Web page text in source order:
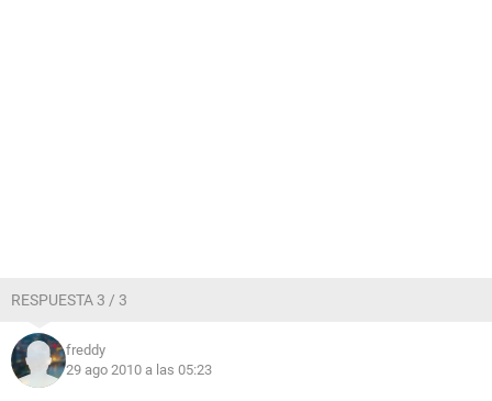
RESPUESTA 3 / 3
freddy
29 ago 2010 a las 05:23